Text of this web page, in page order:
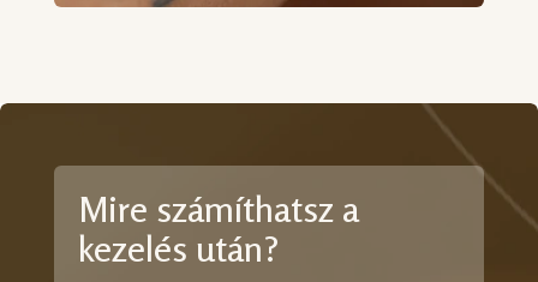
Mire számíthatsz a
kezelés után?